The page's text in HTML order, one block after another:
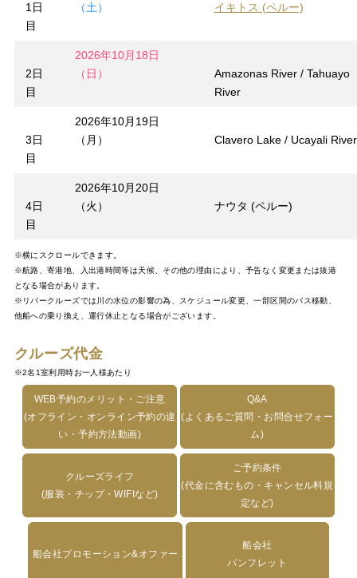
1日
目
（土） イキトス (ペルー)
2日
目
2026年10月18日
（日）
Amazonas River / Tahuayo
River
3日
目
2026年10月19日
（月）
Clavero Lake / Ucayali River
4日
目
2026年10月20日
（火）
ナウタ (ペルー)
※横にスクロールできます。
※航路、寄港地、入出港時間等は天候、その他の理由により、予告なく変更または抜港
となる場合があります。
※リバークルーズでは川の水位の影響の為、スケジュール変更、一部区間のバス移動、
他船への乗り換え、運行休止となる場合がございます。
クルーズ代金
※2名1室利用時お一人様あたり
WEB予約のメリット・ご注意
(オフライン・オンライン予約の違
い・予約方法動画)
Q&A
(よくあるご質問・お問合せフォー
ム)
クルーズライフ
(服装・チップ・WIFIなど)
ご予約条件
(代金に含むもの・キャンセル料規
定など)
船会社プロモーション&オファー
船会社
パンフレット